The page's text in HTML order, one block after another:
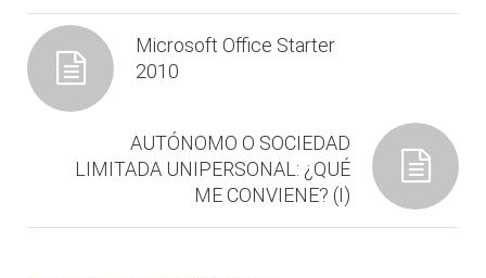
Microsoft Office Starter
2010
AUTÓNOMO O SOCIEDAD
LIMITADA UNIPERSONAL: ¿QUÉ
ME CONVIENE? (I)